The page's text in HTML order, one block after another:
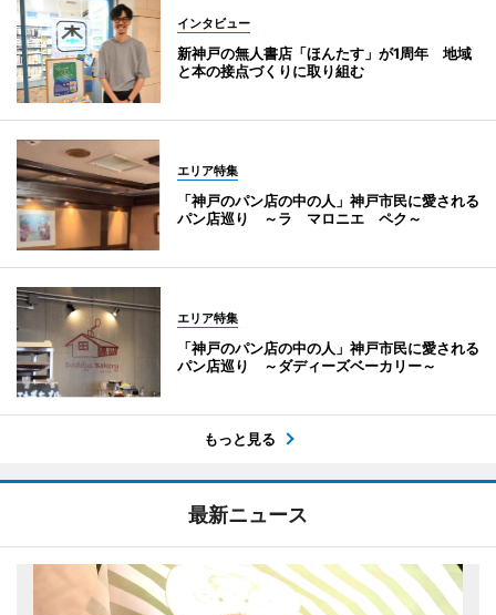
インタビュー
新神戸の無人書店「ほんたす」が1周年 地域
と本の接点づくりに取り組む
エリア特集
「神戸のパン店の中の人」神戸市民に愛される
パン店巡り ～ラ マロニエ ペク～
エリア特集
「神戸のパン店の中の人」神戸市民に愛される
パン店巡り ～ダディーズベーカリー～
もっと見る
最新ニュース